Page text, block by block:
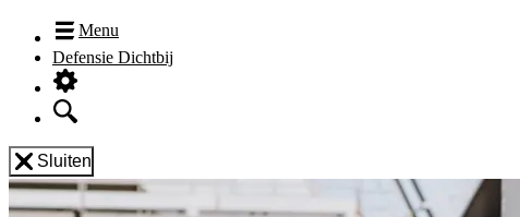
Menu
Defensie Dichtbij
Sluiten